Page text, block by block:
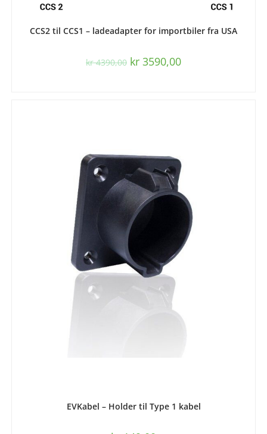
CCS2 til CCS1 – ladeadapter for importbiler fra USA
kr4390,00 kr 3590,00
EVKabel – Holder til Type 1 kabel